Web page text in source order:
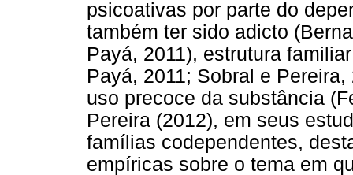
psicoativas por parte do
também ter sido adicto
Payá, 2011), estrutura
Payá, 2011; Sobral e
uso precoce da substância
Pereira (2012), em seus
famílias codependentes,
empíricas sobre o tema em